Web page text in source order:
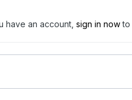
have an account, sign in nowto